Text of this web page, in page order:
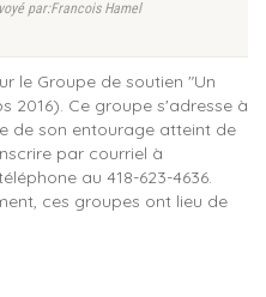
par:Francois Hamel
le Groupe de soutien "Un
2016). Ce groupe s'adresse à
de son entourage atteint de
par courriel à
au 418-623-4636.
ces groupes ont lieu de